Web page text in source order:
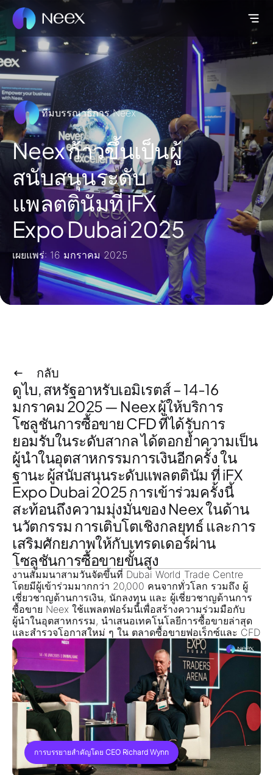
ทีมบรรณาธิการ Neex
Neex ก้าวขึ้นเป็นผู้
สนับสนุนระดับ
แพลตตินัมที่ iFX
Expo Dubai 2025
เผยแพร่: 16 มกราคม 2025
กลับ
ดูไบ, สหรัฐอาหรับเอมิเรตส์ – 14-16
มกราคม 2025— Neex ผู้ให้บริการ
โซลูชันการซื้อขาย CFDที่ได้รับการ
ยอมรับในระดับสากล ได้ตอกย้ำความเป็น
ผู้นำในอุตสาหกรรมการเงินอีกครั้ง ใน
ฐานะ ผู้สนับสนุนระดับแพลตตินัม ที่ iFX
Expo Dubai 2025 การเข้าร่วมครั้งนี้
สะท้อนถึงความมุ่งมั่นของ Neex ในด้าน
นวัตกรรม การเติบโตเชิงกลยุทธ์ และการ
เสริมศักยภาพให้กับเทรดเดอร์ผ่าน
โซลูชันการซื้อขายขั้นสูง
งานสัมมนาสามวันจัดขึ้นที่ Dubai World Trade Centre
โดยมีผู้เข้าร่วมมากกว่า 20,000 คนจากทั่วโลก รวมถึง ผู้
เชี่ยวชาญด้านการเงิน, นักลงทุน และ ผู้เชี่ยวชาญด้านการ
ซื้อขาย Neex ใช้แพลตฟอร์มนี้เพื่อสร้างความร่วมมือกับ
ผู้นำในอุตสาหกรรม, นำเสนอเทคโนโลยีการซื้อขายล่าสุด
และสำรวจโอกาสใหม่ ๆ ใน ตลาดซื้อขายฟอเร็กซ์และ CFD
การบรรยายสำคัญโดย CEO Richard Wynn